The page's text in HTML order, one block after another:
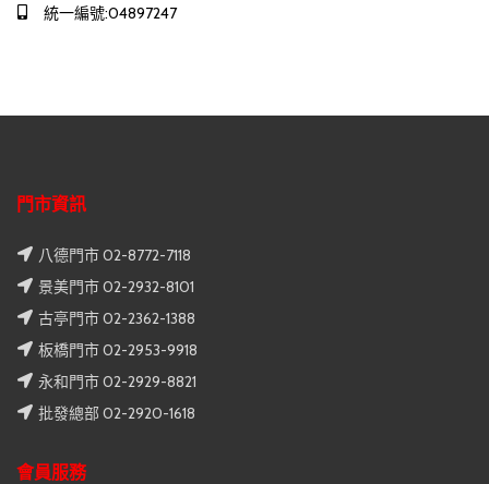
統一編號:04897247
門市資訊
八德門市 02-8772-7118
景美門市 02-2932-8101
古亭門市 02-2362-1388
板橋門市 02-2953-9918
永和門市 02-2929-8821
批發總部 02-2920-1618
會員服務